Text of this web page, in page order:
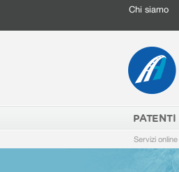
Chi siamo
PATENTI
Servizi online